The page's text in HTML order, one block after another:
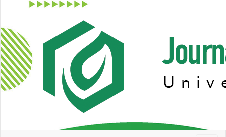
page
content
Main
Navigation
Main
Content